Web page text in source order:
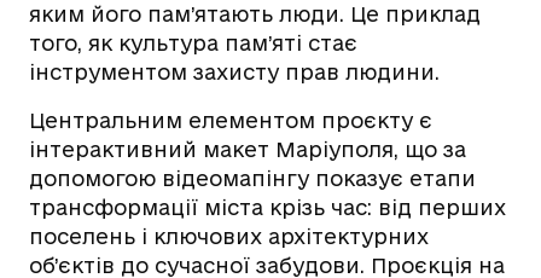
яким його пам’ятають люди. Це приклад
того, як культура пам’яті стає
інструментом захисту прав людини.
Центральним елементом проєкту є
інтерактивний макет Маріуполя, що за
допомогою відеомапінгу показує етапи
трансформації міста крізь час: від перших
поселень і ключових архітектурних
об’єктів до сучасної забудови. Проєкція на